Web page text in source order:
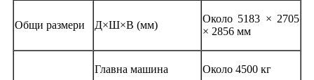
Общи размери Д×Ш×В (мм)
Около 5183 × 2705
× 2856 мм
Главна машина Около 4500 кг